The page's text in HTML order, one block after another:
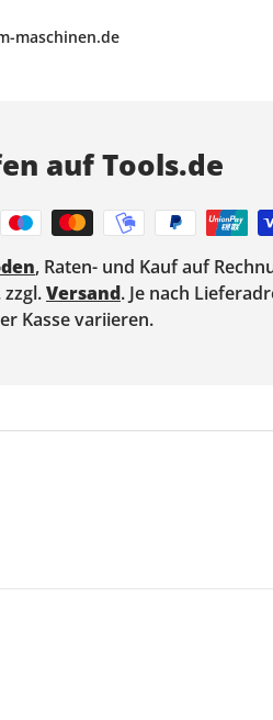
maschinen.de
auf Tools.de
, Raten- und Kauf auf
Versand. Je nach
Kasse variieren.